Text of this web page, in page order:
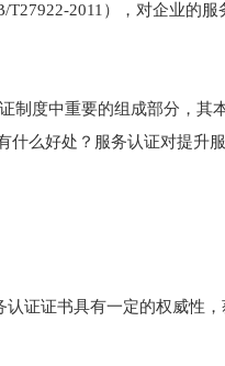
2011），对企业的
度中重要的组成部分，其
什么好处？服务认证对提升
证证书具有一定的权威性